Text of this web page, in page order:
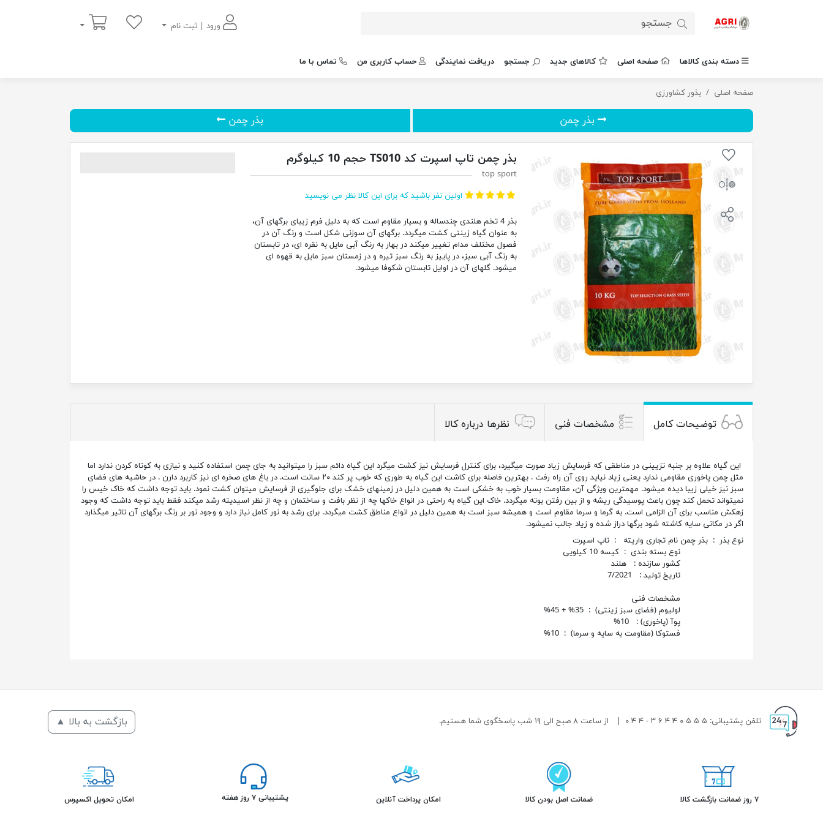
ورود | ثبت نام
سبد خرید
دسته بندی کالاها صفحه اصلی کالاهای جدید جستجو دریافت نمایندگی حساب کاربری من تماس با ما
صفحه اصلی بذور کشاورزی
بذر چمن تاپ اسپرت کد TS010 حجم 10 کیلوگرم
بذر چمن بذر چمن
بذر چمن تاپ اسپرت کد TS010 حجم 10 کیلوگرم
top sport
اولین نفر باشید که برای این کالا نظر می نویسید
بذر 4 تخم هلندی چندساله و بسیار مقاوم است که به دلیل فرم زیبای برگهای آن،
به عنوان گیاه زینتی کشت میگردد. برگهای آن سوزنی شکل است و رنگ آن در
فصول مختلف مدام تغییر میکند در بهار به رنگ آبی مایل به نقره ای، در تابستان
به رنگ آبی سبز، در پاییز به رنگ سبز تیره و در زمستان سبز مایل به قهوه ای
میشود. گلهای آن در اوایل تابستان شکوفا میشود.
توضیحات کامل مشخصات فنی نظرها درباره کالا
این گیاه علاوه بر جنبه تزیینی در مناطقی که فرسایش زیاد صورت میگیرد، برای کنترل فرسایش نیز کشت میگرد این گیاه دائم سبز را میتوانید به جای چمن استفاده کنید و نیازی به کوتاه کردن ندارد اما
مثل چمن پاخوری مقاومی ندارد یعنی زیاد نیاید روی آن راه رفت . بهترین فاصله برای کاشت این گیاه به طوری که خوب پر کند ۲۰ سانت است. در باغ های صخره ای نیز کاربرد دارن . در حاشیه های فضای
سبز نیز خیلی زیبا دیده میشود. مهمترین ویژگی آن، مقاومت بسیار خوب به خشکی است به همین دلیل در زمینهای خشک برای جلوگیری از فرسایش میتوان کشت نمود. باید توجه داشت که خاک خیس را
نمیتواند تحمل کند چون باعث پوسیدگی ریشه و از بین رفتن بوته میگردد. خاک این گیاه به راحتی در انواع خاکها چه از نظر بافت و ساختمان و چه از نظر اسیدیته رشد میکند فقط باید توجه داشت که وجود
زهکش مناسب برای آن الزامی است. به گرما و سرما مقاوم است و همیشه سبز است به همین دلیل در انواع مناطق کشت میگردد. برای رشد به نور کامل نیاز دارد و وجود نور بر رنگ برگهای آن تاثیر میگذارد
اگر در مکانی سایه کاشته شود برگها دراز شده و زیاد جالب نمیشود.
نوع بذر : بذر چمن نام تجاری واریته : تاپ اسپرت
نوع بسته بندی : کیسه 10 کیلویی
کشور سازنده : هلند
تاریخ تولید : 7/2021
مشخصات فنی
لولیوم (فضای سبز زینتی) : 35% + 45%
پوآ (پاخوری) : 10%
فستوکا (مقاومت به سایه و سرما) : 10%
تلفن پشتیبانی: ۵ ۵ ۵ ۰ ۴ ۴ ۶ ۳ - ۴ ۴ ۰ از ساعت ۸ صبح الی ۱۹ شب پاسخگوی شما هستیم. بازگشت به بالا ▲
۷ روز ضمانت بازگشت کالا ضمانت اصل بودن کالا امکان پرداخت آنلاین پشتیبانی ۷ روز هفته امکان تحویل اکسپرس